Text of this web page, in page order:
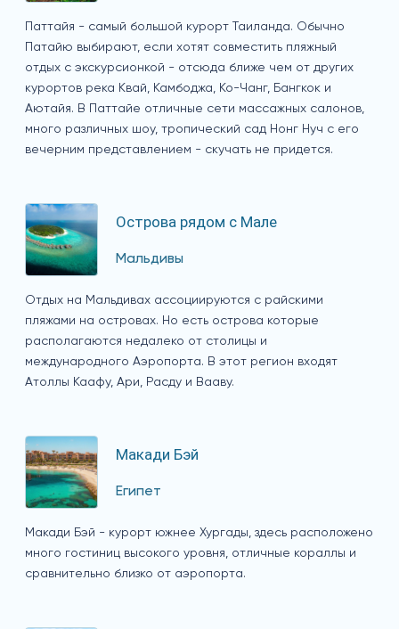
Паттайя - самый большой курорт Таиланда. Обычно
Патайю выбирают, если хотят совместить пляжный
отдых с экскурсионкой - отсюда ближе чем от других
курортов река Квай, Камбоджа, Ко-Чанг, Бангкок и
Аютайя. В Паттайе отличные сети массажных салонов,
много различных шоу, тропический сад Нонг Нуч с его
вечерним представлением - скучать не придется.
Острова рядом с Мале
Мальдивы
Отдых на Мальдивах ассоциируются с райскими
пляжами на островах. Но есть острова которые
располагаются недалеко от столицы и
международного Аэропорта. В этот регион входят
Атоллы Каафу, Ари, Расду и Вааву.
Макади Бэй
Египет
Макади Бэй - курорт южнее Хургады, здесь расположено
много гостиниц высокого уровня, отличные кораллы и
сравнительно близко от аэропорта.